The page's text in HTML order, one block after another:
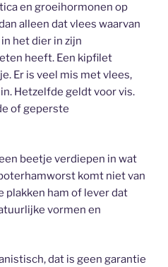
en groeihormonen op
alleen dat vlees waarvan
het dier in zijn
heeft. Een kipfilet
Er is veel mis met vlees,
Hetzelfde geldt voor vis.
of geperste
beetje verdiepen in wat
komt niet van
plakken ham of lever dat
vormen en
dat is geen garantie